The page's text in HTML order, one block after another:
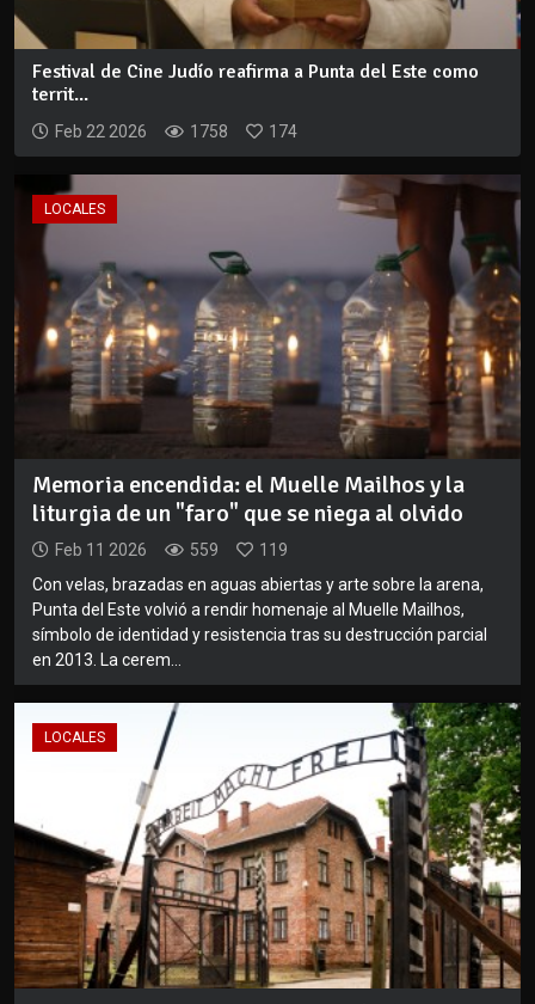
Festival de Cine Judío reafirma a Punta del Este como
territ...
Feb 22 2026 1758 174
LOCALES
Memoria encendida: el Muelle Mailhos y la
liturgia de un "faro" que se niega al olvido
Feb 11 2026 559
119
Con velas, brazadas en aguas abiertas y arte sobre la arena,
Punta del Este volvió a rendir homenaje al Muelle Mailhos,
símbolo de identidad y resistencia tras su destrucción parcial
en 2013. La cerem...
LOCALES